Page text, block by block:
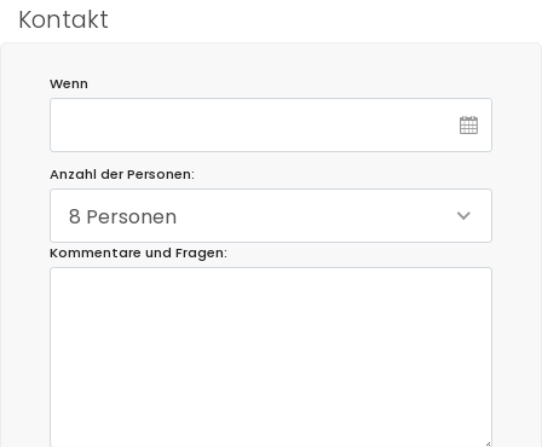
Kontakt
Wenn
Anzahl der Personen:
8 Personen
Kommentare und Fragen: